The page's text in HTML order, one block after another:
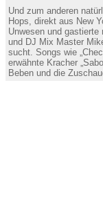
Und zum anderen
Hops, direkt aus New
Unwesen und
und DJ Mix Master
sucht. Songs wie
erwähnte Kracher
Beben und die